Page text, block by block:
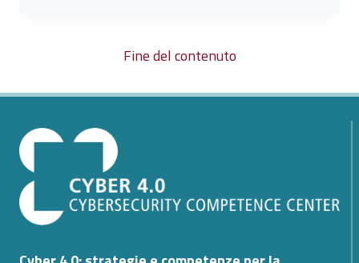
MIRINO
HACKER
RISCHIO
SERVIZI,
DISPOSITIVI
E
UTENTI
Fine del contenuto